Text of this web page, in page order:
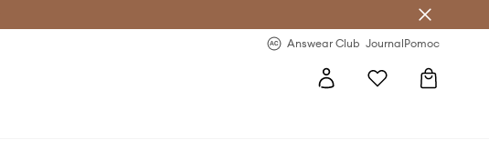
Answear Club JournalPomoc